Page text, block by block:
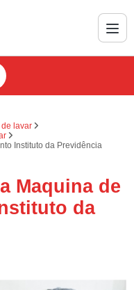
lavar
Instituto da Previdência
Maquina de
da